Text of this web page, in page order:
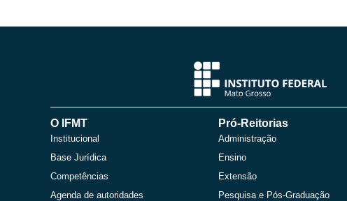
O IFMT
Institucional
Base Jurídica
Competências
Agenda de autoridades
Pró-Reitorias
Administração
Ensino
Extensão
Pesquisa e Pós-Graduação